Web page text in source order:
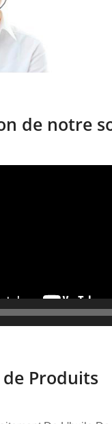
de notre
Produits